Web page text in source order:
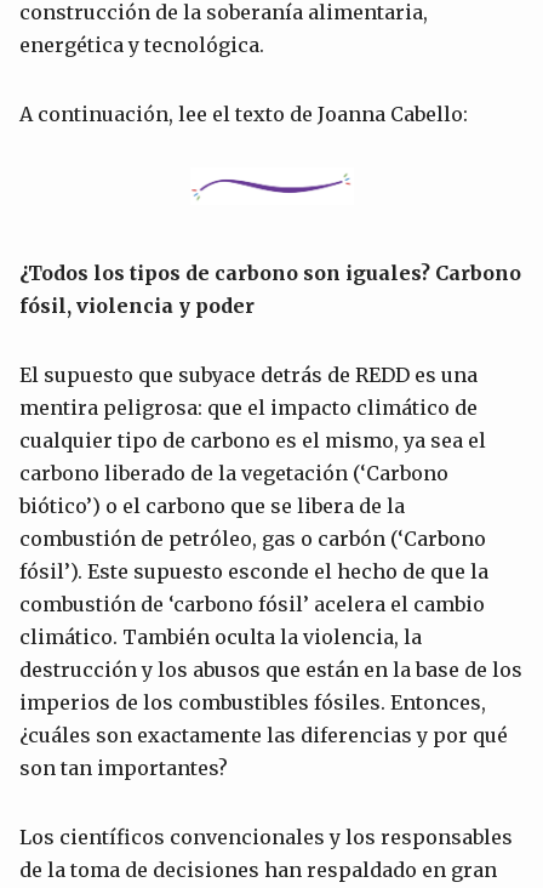
construcción de la soberanía alimentaria,
energética y tecnológica.
A continuación, lee el texto de Joanna Cabello:
¿Todos los tipos de carbono son iguales? Carbono
fósil, violencia y poder
El supuesto que subyace detrás de REDD es una
mentira peligrosa: que el impacto climático de
cualquier tipo de carbono es el mismo, ya sea el
carbono liberado de la vegetación (‘Carbono
biótico’) o el carbono que se libera de la
combustión de petróleo, gas o carbón (‘Carbono
fósil’). Este supuesto esconde el hecho de que la
combustión de ‘carbono fósil’ acelera el cambio
climático. También oculta la violencia, la
destrucción y los abusos que están en la base de los
imperios de los combustibles fósiles. Entonces,
¿cuáles son exactamente las diferencias y por qué
son tan importantes?
Los científicos convencionales y los responsables
de la toma de decisiones han respaldado en gran